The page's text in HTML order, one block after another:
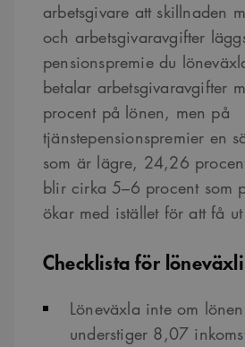
arbetsgivare att skillnaden
och arbetsgivaravgifter
pensionspremie du
betalar arbetsgivaravgifter
procent på lönen, men på
tjänstepensionspremier en
som är lägre, 24,26
blir cirka 5–6 procent som
ökar med istället för att få
Checklista för
Löneväxla inte om
understiger 8,07